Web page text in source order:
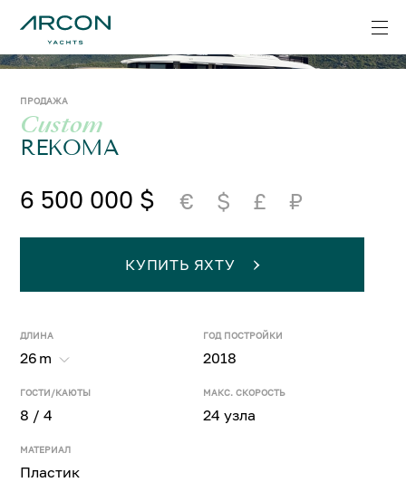
ПРОДАЖА
Custom
REKOMA
6 500 000 $ € $ £ ₽
ДЛИНА
26 m
ГОД ПОСТРОЙКИ
2018
ГОСТИ/КАЮТЫ
8 / 4
МАКС. СКОРОСТЬ
24 узла
МАТЕРИАЛ
Пластик
КУПИТЬ ЯХТУ